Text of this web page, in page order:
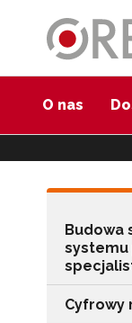
O nas
Budowa
Cyfrowy